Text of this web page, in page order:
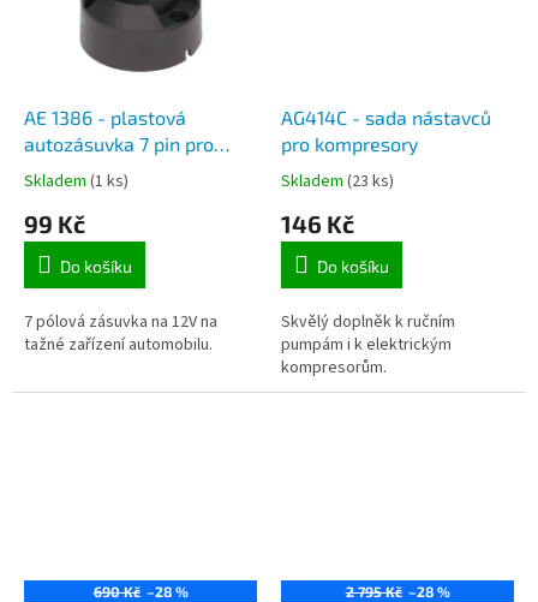
AE 1386 - plastová
autozásuvka 7 pin pro
napojení přívěsného
Skladem (1 ks)
99 Kč
Do košíku
7 pólová zásuvka na 12V na
tažné zařízení automobilu.
AG414C - sada nástavců
pro kompresory
Skladem (23 ks)
146 Kč
Do košíku
Skvělý doplněk k ručním
pumpám i k elektrickým
kompresorům.
690 Kč –28 % 2 795 Kč –28 %